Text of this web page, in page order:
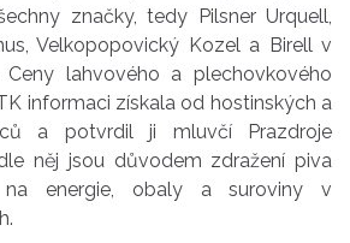
značky, tedy Pilsner Urquell,
Velkopopovický Kozel a Birell v
lahvového a plechovkového
informaci získala od hostinských a
a potvrdil ji mluvčí Prazdroje
něj jsou důvodem zdražení piva
na energie, obaly a suroviny v